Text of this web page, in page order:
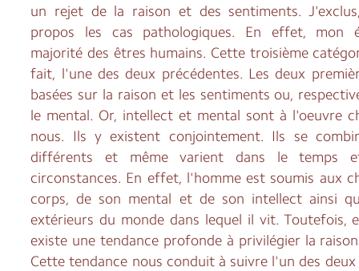
un rejet de la raison et des sentiments.
propos les cas pathologiques. En effet, mon
majorité des êtres humains. Cette troisième
fait, l'une des deux précédentes. Les deux
basées sur la raison et les sentiments ou,
le mental. Or, intellect et mental sont à l'oeuvre
nous. Ils y existent conjointement. Ils se
différents et même varient dans le temps
circonstances. En effet, l'homme est soumis aux
corps, de son mental et de son intellect ainsi
extérieurs du monde dans lequel il vit. Toutefois,
existe une tendance profonde à privilégier la
Cette tendance nous conduit à suivre l'un des